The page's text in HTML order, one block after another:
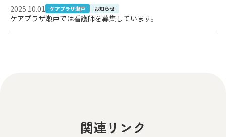
2025.10.01 ケアプラザ瀬戸 お知らせ
ケアプラザ瀬戸では看護師を募集しています。
関連リンク